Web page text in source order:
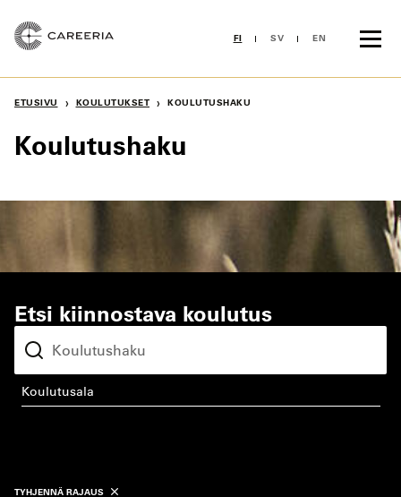
sisältöön
FI SV EN
ETUSIVU › KOULUTUKSET › KOULUTUSHAKU
Koulutushaku
Etsi kiinnostava koulutus
koulutusala
TYHJENNÄ RAJAUS